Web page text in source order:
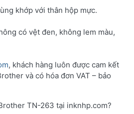
khớp với thân hộp mực.
có vệt đen, không lem màu,
, khách hàng luôn được cam kết
và có hóa đơn VAT – bảo
TN-263 tại inknhp.com?